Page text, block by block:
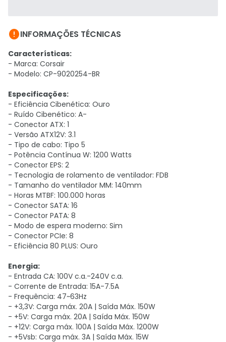
INFORMAÇÕES TÉCNICAS
Características:
- Marca: Corsair
- Modelo: CP-9020254-BR
Especificações:
- Eficiência Cibenética: Ouro
- Ruído Cibenético: A-
- Conector ATX: 1
- Versão ATX12V: 3.1
- Tipo de cabo: Tipo 5
- Potência Contínua W: 1200 Watts
- Conector EPS: 2
- Tecnologia de rolamento de ventilador: FDB
- Tamanho do ventilador MM: 140mm
- Horas MTBF: 100.000 horas
- Conector SATA: 16
- Conector PATA: 8
- Modo de espera moderno: Sim
- Conector PCIe: 8
- Eficiência 80 PLUS: Ouro
Energia:
- Entrada CA: 100V c.a.-240V c.a.
- Corrente de Entrada: 15A-7.5A
- Frequência: 47~63Hz
- +3,3V: Carga máx. 20A | Saída Máx. 150W
- +5V: Carga máx. 20A | Saída Máx. 150W
- +12V: Carga máx. 100A | Saída Máx. 1200W
- +5Vsb: Carga máx. 3A | Saída Máx. 15W